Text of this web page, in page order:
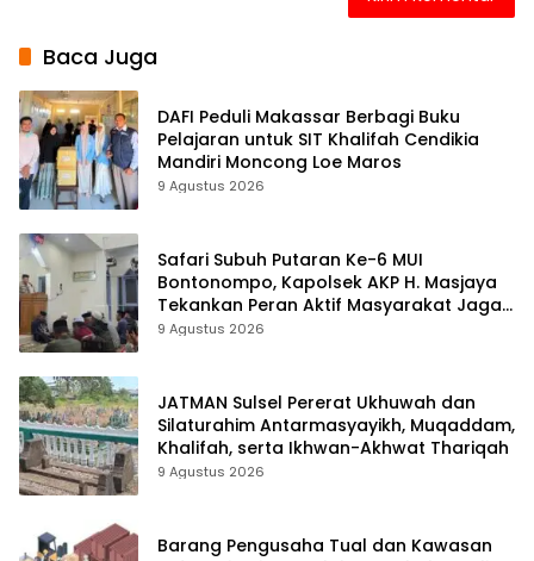
Baca Juga
DAFI Peduli Makassar Berbagi Buku
Pelajaran untuk SIT Khalifah Cendikia
Mandiri Moncong Loe Maros
9 Agustus 2026
Safari Subuh Putaran Ke-6 MUI
Bontonompo, Kapolsek AKP H. Masjaya
Tekankan Peran Aktif Masyarakat Jaga
Kamtibmas
9 Agustus 2026
JATMAN Sulsel Pererat Ukhuwah dan
Silaturahim Antarmasyayikh, Muqaddam,
Khalifah, serta Ikhwan-Akhwat Thariqah
9 Agustus 2026
Barang Pengusaha Tual dan Kawasan